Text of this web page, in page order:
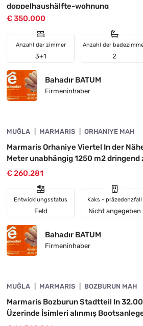
doppelhaushälfte-wohnung
€ 350.000
Anzahl der zimmer
3+1
Anzahl der
2
Bahadır BATUM
Firmeninhaber
DRINGENDE
MUĞLA MARMARIS ORHANIYE MAH
Marmaris Orhaniye Viertel In der
Meter unabhängig 1250 m2
€ 260.281
Entwicklungsstatus
Feld
Kaks - präzedenzfall
Nicht angegeben
Bahadır BATUM
Firmeninhaber
INVESTITION
MUĞLA MARMARIS BOZBURUN MAH
Marmaris Bozburun Stadtteil In
Üzerinde İsimleri alınmış